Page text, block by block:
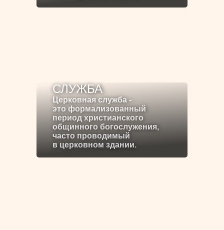
СЛУЖБА
Церковная служба -
это формализованный
период христианского
общинного богослужения,
часто проводимый
в церковном здании.